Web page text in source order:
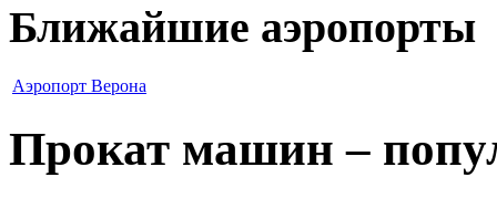
Ближайшие аэропорты
Аэропорт Верона
Прокат машин –